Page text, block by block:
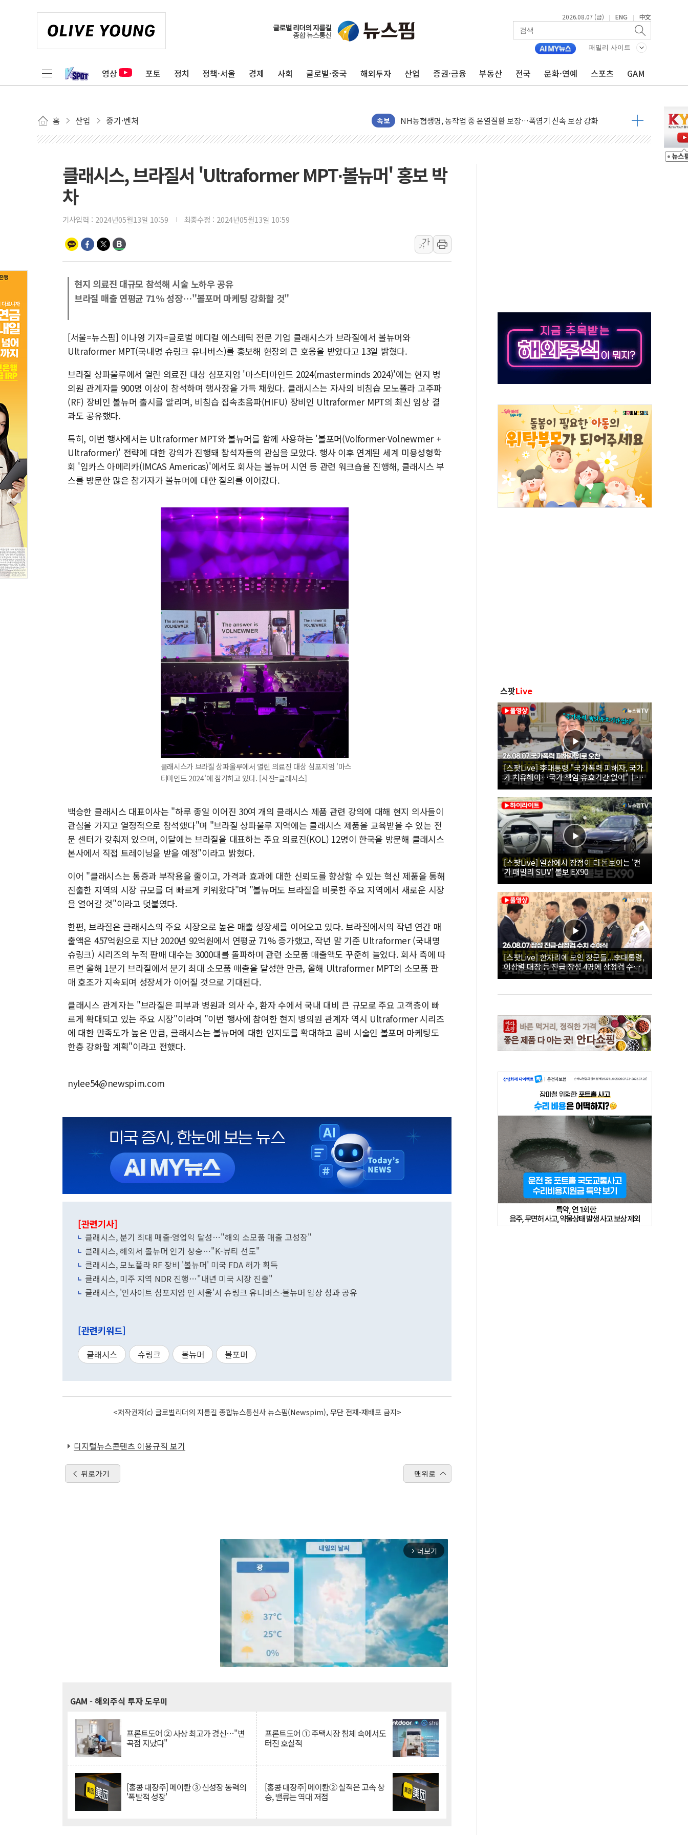
2026.08.07 (금) | ENG | 中文
패밀리 사이트
영상 포토 정치 정책·서울 경제 사회 글로벌·중국 해외투자 산업 증권·금융 부동산 전국 문화·연예 스포츠 GAM
홈 산업 중기·벤처 속보
워트, 상반기 영업이익 30억원
아바코, 2분기 매출 120억원
랩지노믹스 "디엑솜과 美 암 진단 분야 독점 라이선스 계약"
푸본현대생명, 육군 3군단과 군 장병 금융교육·전역 지원 협약
컴투스 '제우스: 오만의 신' 26일 출시, 유저의 캐릭터가 AI로 플레이한다
네이버 클립, 시청 만으로 혜택 얻는 피드코인 이벤트 진행
반도체공학회 "R&D직 주 52시간제 개선해야…기술격차 확대 막아야"
카카오, 2026년 임금협약 타결…연봉 6.3% 인상
현대카드, 박재범·실리카겔 등 8~9월 공연 라인업 공개
[르포] 육군, 2031년까지 3개 보급단 '1등급 스마트 물류센터' 전환
송도 신축 아파트서 외벽 테라스 떨어져…SK에코플랜트 "전수 조사"
클래시스, 브라질서 'Ultraformer MPT∙볼뉴머' 홍보 박
차
기사입력 : 2024년05월13일 10:59 최종수정 : 2024년05월13일 10:59
가
가
현지 의료진 대규모 참석해 시술 노하우 공유
브라질 매출 연평균 71% 성장…"볼포머 마케팅 강화할 것"
[서울=뉴스핌] 이나영 기자=글로벌 메디컬 에스테틱 전문 기업 클래시스가 브라질에서 볼뉴머와
Ultraformer MPT(국내명 슈링크 유니버스)를 홍보해 현장의 큰 호응을 받았다고 13일 밝혔다.
브라질 상파울루에서 열린 의료진 대상 심포지엄 '마스터마인드 2024(masterminds 2024)'에는 현지 병
의원 관계자들 900명 이상이 참석하며 행사장을 가득 채웠다. 클래시스는 자사의 비침습 모노폴라 고주파
(RF) 장비인 볼뉴머 출시를 알리며, 비침습 집속초음파(HIFU) 장비인 Ultraformer MPT의 최신 임상 결
과도 공유했다.
특히, 이번 행사에서는 Ultraformer MPT와 볼뉴머를 함께 사용하는 '볼포머(Volformer·Volnewmer +
Ultraformer)' 전략에 대한 강의가 진행돼 참석자들의 관심을 모았다. 행사 이후 연계된 세계 미용성형학
회 '임카스 아메리카(IMCAS Americas)'에서도 회사는 볼뉴머 시연 등 관련 워크숍을 진행해, 클래시스 부
스를 방문한 많은 참가자가 볼뉴머에 대한 질의를 이어갔다.
클래시스가 브라질 상파울루에서 열린 의료진 대상 심포지엄 '마스
터마인드 2024'에 참가하고 있다. [사진=클래시스]
백승한 클래시스 대표이사는 "하루 종일 이어진 30여 개의 클래시스 제품 관련 강의에 대해 현지 의사들이
관심을 가지고 열정적으로 참석했다"며 "브라질 상파울루 지역에는 클래시스 제품을 교육받을 수 있는 전
문 센터가 갖춰져 있으며, 이달에는 브라질을 대표하는 주요 의료진(KOL) 12명이 한국을 방문해 클래시스
본사에서 직접 트레이닝을 받을 예정"이라고 밝혔다.
이어 "클래시스는 통증과 부작용을 줄이고, 가격과 효과에 대한 신뢰도를 향상할 수 있는 혁신 제품을 통해
진출한 지역의 시장 규모를 더 빠르게 키워왔다"며 "볼뉴머도 브라질을 비롯한 주요 지역에서 새로운 시장
을 열어갈 것"이라고 덧붙였다.
한편, 브라질은 클래시스의 주요 시장으로 높은 매출 성장세를 이어오고 있다. 브라질에서의 작년 연간 매
출액은 457억원으로 지난 2020년 92억원에서 연평균 71% 증가했고, 작년 말 기준 Ultraformer (국내명
슈링크) 시리즈의 누적 판매 대수는 3000대를 돌파하며 관련 소모품 매출액도 꾸준히 늘었다. 회사 측에 따
르면 올해 1분기 브라질에서 분기 최대 소모품 매출을 달성한 만큼, 올해 Ultraformer MPT의 소모품 판
매 호조가 지속되며 성장세가 이어질 것으로 기대된다.
클래시스 관계자는 "브라질은 피부과 병원과 의사 수, 환자 수에서 국내 대비 큰 규모로 주요 고객층이 빠
르게 확대되고 있는 주요 시장"이라며 "이번 행사에 참여한 현지 병의원 관계자 역시 Ultraformer 시리즈
에 대한 만족도가 높은 만큼, 클래시스는 볼뉴머에 대한 인지도를 확대하고 콤비 시술인 볼포머 마케팅도
한층 강화할 계획"이라고 전했다.
nylee54@newspim.com
[관련기사]
클래시스, 분기 최대 매출·영업익 달성…"해외 소모품 매출 고성장"
클래시스, 해외서 볼뉴머 인기 상승…"K-뷰티 선도"
클래시스, 모노폴라 RF 장비 '볼뉴머' 미국 FDA 허가 획득
클래시스, 미주 지역 NDR 진행…"내년 미국 시장 진출"
클래시스, '인사이트 심포지엄 인 서울'서 슈링크 유니버스∙볼뉴머 임상 성과 공유
[관련키워드]
클래시스 슈링크 볼뉴머 볼포머
<저작권자(c) 글로벌리더의 지름길 종합뉴스통신사 뉴스핌(Newspim), 무단 전재-재배포 금지>
디지털뉴스콘텐츠 이용규칙 보기
뒤로가기 맨위로
arrow_forward_ios 더보기
GAM - 해외주식 투자 도우미
프론트도어 ② 사상 최고가 경신…"변
곡점 지났다"
프론트도어 ① 주택시장 침체 속에서도
터진 호실적
[홍콩 대장주] 메이퇀 ③ 신성장 동력의
'폭발적 성장'
[홍콩 대장주] 메이퇀② 실적은 고속 상
승, 밸류는 역대 저점
스팟Live
[스팟Live] 李대통령 "국가폭력 피해자, 국가
가 치유해야…국가 책임 유효기간 없어"｜
26.08.07 국가폭력 피해자 위로 오찬
[스팟Live] 일상에서 장점이 더 돋보이는 '전
기 패밀리 SUV' 볼보 EX90
[스팟Live] 한자리에 모인 장군들...李대통령,
이상렬 대장 등 진급 장성 4명에 삼정검 수치
직접 수여｜26.08.07 장성 진급·삼정검 수치